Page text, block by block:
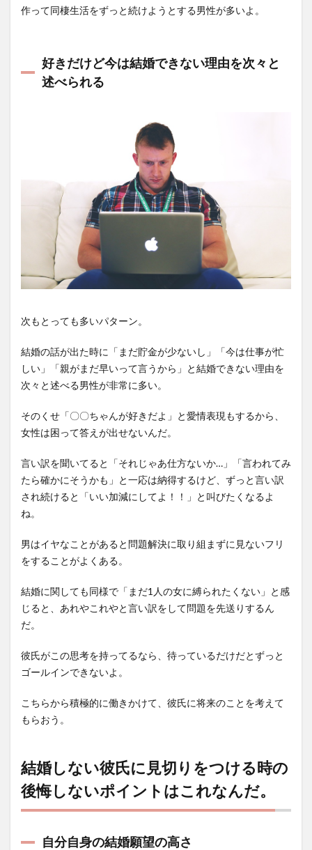
作って同棲生活をずっと続けようとする男性が多いよ。
好きだけど今は結婚できない理由を次々と
述べられる
次もとっても多いパターン。
結婚の話が出た時に「まだ貯金が少ないし」「今は仕事が忙
しい」「親がまだ早いって言うから」と結婚できない理由を
次々と述べる男性が非常に多い。
そのくせ「〇〇ちゃんが好きだよ」と愛情表現もするから、
女性は困って答えが出せないんだ。
言い訳を聞いてると「それじゃあ仕方ないか…」「言われてみ
たら確かにそうかも」と一応は納得するけど、ずっと言い訳
され続けると「いい加減にしてよ！！」と叫びたくなるよ
ね。
男はイヤなことがあると問題解決に取り組まずに見ないフリ
をすることがよくある。
結婚に関しても同様で「まだ1人の女に縛られたくない」と感
じると、あれやこれやと言い訳をして問題を先送りするん
だ。
彼氏がこの思考を持ってるなら、待っているだけだとずっと
ゴールインできないよ。
こちらから積極的に働きかけて、彼氏に将来のことを考えて
もらおう。
結婚しない彼氏に見切りをつける時の
後悔しないポイントはこれなんだ。
自分自身の結婚願望の高さ